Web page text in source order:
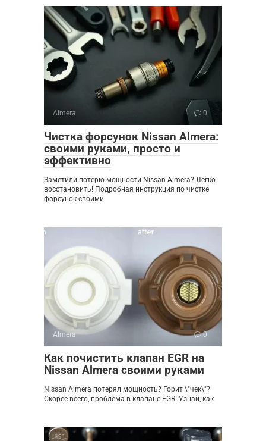
Almera 0
Чистка форсунок Nissan Almera:
своими руками‚ просто и
эффективно
Заметили потерю мощности Nissan Almera? Легко
восстановить! Подробная инструкция по чистке
форсунок своими
Almera 0
Как почистить клапан EGR на
Nissan Almera своими руками
Nissan Almera потерял мощность? Горит \"чек\"?
Скорее всего, проблема в клапане EGR! Узнай, как